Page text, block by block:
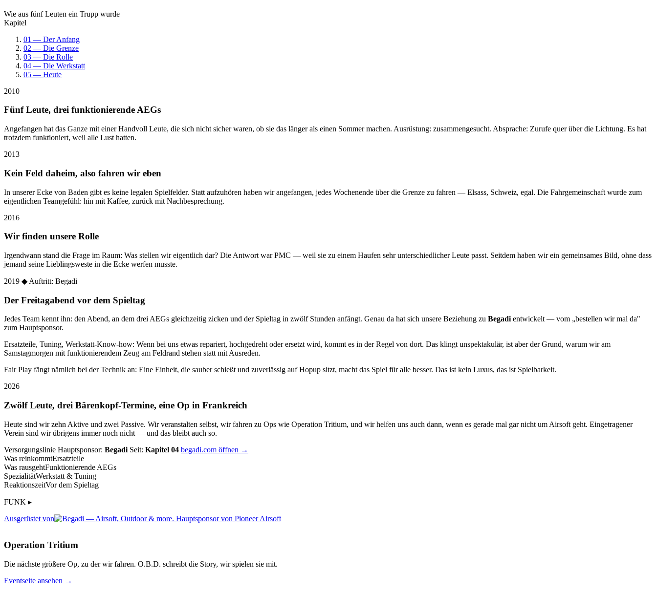
Wie aus fünf Leuten ein Trupp wurde
Kapitel
01 — Der Anfang
02 — Die Grenze
03 — Die Rolle
04 — Die Werkstatt
05 — Heute
2010
Fünf Leute, drei funktionierende AEGs
Angefangen hat das Ganze mit einer Handvoll Leute, die sich nicht sicher waren, ob sie das länger als einen Sommer machen. Ausrüstung: zusammengesucht. Absprache: Zurufe quer über die Lichtung. Es hat
trotzdem funktioniert, weil alle Lust hatten.
2013
Kein Feld daheim, also fahren wir eben
In unserer Ecke von Baden gibt es keine legalen Spielfelder. Statt aufzuhören haben wir angefangen, jedes Wochenende über die Grenze zu fahren — Elsass, Schweiz, egal. Die Fahrgemeinschaft wurde zum
eigentlichen Teamgefühl: hin mit Kaffee, zurück mit Nachbesprechung.
2016
Wir finden unsere Rolle
Irgendwann stand die Frage im Raum: Was stellen wir eigentlich dar? Die Antwort war PMC — weil sie zu einem Haufen sehr unterschiedlicher Leute passt. Seitdem haben wir ein gemeinsames Bild, ohne dass
jemand seine Lieblingsweste in die Ecke werfen musste.
2019 ◆ Auftritt: Begadi
Der Freitagabend vor dem Spieltag
Jedes Team kennt ihn: den Abend, an dem drei AEGs gleichzeitig zicken und der Spieltag in zwölf Stunden anfängt. Genau da hat sich unsere Beziehung zu Begadientwickelt — vom „bestellen wir mal da"
zum Hauptsponsor.
Ersatzteile, Tuning, Werkstatt-Know-how: Wenn bei uns etwas repariert, hochgedreht oder ersetzt wird, kommt es in der Regel von dort. Das klingt unspektakulär, ist aber der Grund, warum wir am
Samstagmorgen mit funktionierendem Zeug am Feldrand stehen statt mit Ausreden.
Fair Play fängt nämlich bei der Technik an: Eine Einheit, die sauber schießt und zuverlässig auf Hopup sitzt, macht das Spiel für alle besser. Das ist kein Luxus, das ist Spielbarkeit.
2026
Zwölf Leute, drei Bärenkopf-Termine, eine Op in Frankreich
Heute sind wir zehn Aktive und zwei Passive. Wir veranstalten selbst, wir fahren zu Ops wie Operation Tritium, und wir helfen uns auch dann, wenn es gerade mal gar nicht um Airsoft geht. Eingetragener
Verein sind wir übrigens immer noch nicht — und das bleibt auch so.
Versorgungslinie Hauptsponsor: Begadi Seit: Kapitel 04 begadi.com öffnen →
Was reinkommtErsatzteile
Was rausgehtFunktionierende AEGs
SpezialitätWerkstatt & Tuning
ReaktionszeitVor dem Spieltag
FUNK ▸
Ausgerüstet von
Operation Tritium
Die nächste größere Op, zu der wir fahren. O.B.D. schreibt die Story, wir spielen sie mit.
Eventseite ansehen →